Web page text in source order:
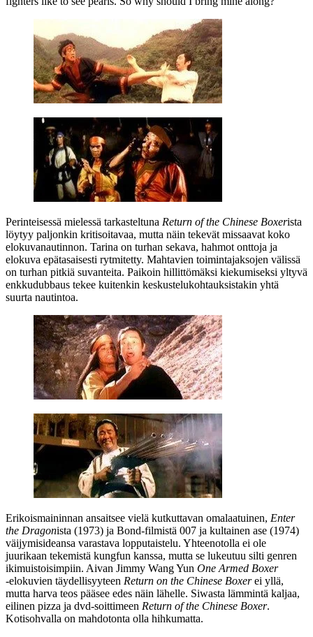
Perinteisessä mielessä tarkasteltuna Return of the Chinese Boxerista
löytyy paljonkin kritisoitavaa, mutta näin tekevät missaavat koko
elokuvanautinnon. Tarina on turhan sekava, hahmot onttoja ja
elokuva epätasaisesti rytmitetty. Mahtavien toimintajaksojen välissä
on turhan pitkiä suvanteita. Paikoin hillittömäksi kiekumiseksi yltyvä
enkkudubbaus tekee kuitenkin keskustelukohtauksistakin yhtä
suurta nautintoa.
Erikoismaininnan ansaitsee vielä kutkuttavan omalaatuinen, Enter
the Dragonista (1973) ja Bond-filmistä 007 ja kultainen ase (1974)
väijymisideansa varastava lopputaistelu. Yhteenotolla ei ole
juurikaan tekemistä kungfun kanssa, mutta se lukeutuu silti genren
ikimuistoisimpiin. Aivan Jimmy Wang Yun One Armed Boxer
‑elokuvien täydellisyyteen Return on the Chinese Boxerei yllä,
mutta harva teos pääsee edes näin lähelle. Siwasta lämmintä kaljaa,
eilinen pizza ja dvd‑soittimeen Return of the Chinese Boxer.
Kotisohvalla on mahdotonta olla hihkumatta.